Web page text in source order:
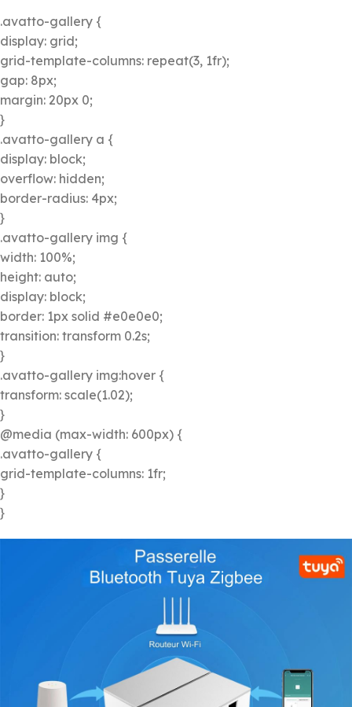
.avatto-gallery {
display: grid;
grid-template-columns: repeat(3, 1fr);
gap: 8px;
margin: 20px 0;
}
.avatto-gallery a {
display: block;
overflow: hidden;
border-radius: 4px;
}
.avatto-gallery img {
width: 100%;
height: auto;
display: block;
border: 1px solid #e0e0e0;
transition: transform 0.2s;
}
.avatto-gallery img:hover {
transform: scale(1.02);
}
@media (max-width: 600px) {
.avatto-gallery {
grid-template-columns: 1fr;
}
}